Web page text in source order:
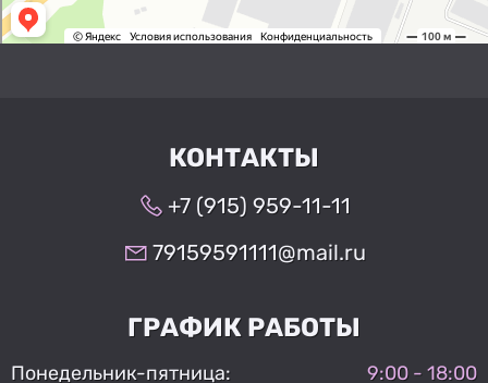
КОНТАКТЫ
+7 (915) 959-11-11
79159591111@mail.ru
ГРАФИК РАБОТЫ
Понедельник-пятница:
9:00 - 18:00